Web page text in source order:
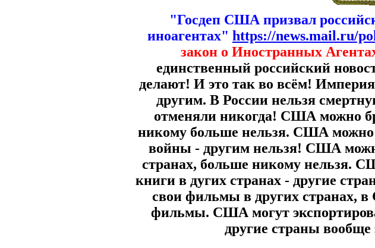
"Госдеп США призвал
иноагентах" https://news.mail.ru/
закон о Иностранных
единственный российский
делают! И это так во всём!
другим. В России нельзя
отменяли никогда! США можно
никому больше нельзя. США можно
войны - другим нельзя! США
странах, больше никому нельзя.
книги в дугих странах - другие
свои фильмы в других странах,
фильмы. США могут
другие страны вообще